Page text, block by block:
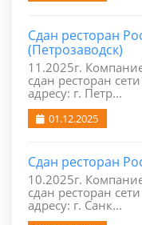
Сдан ресторан
(Петрозаводск)
11.2025г.
сдан ресторан
адресу: г. Петр...
01.12.2025
Сдан ресторан
10.2025г.
сдан ресторан
адресу: г. Санк...